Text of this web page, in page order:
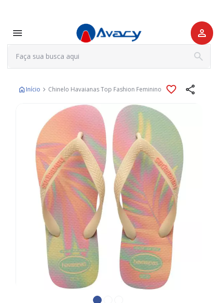
Início Chinelo Havaianas Top Fashion Feminino
Galeria
imagens